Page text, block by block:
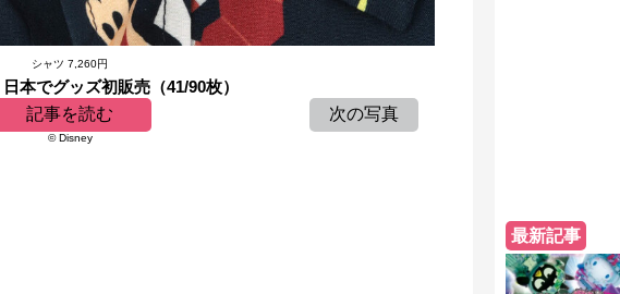
シャツ 7,260円
本でグッズ初販売（41/90枚）
記事を読む
次の写真
© Disney
最新記事